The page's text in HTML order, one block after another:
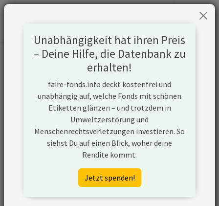
Informationen zum Unternehmen
British American Tobacco plc
http://www.bat.com/group/sites/
Konflikte
Pensionsfonds
2009 beschloss der Norwegische
auszuschließen. Der Ausschluss gilt nur
Verkauf von Tabakwaren. Ebenso nicht
Zulieferer von Zusatzprodukten, die
Unabhängigkeit hat ihren Preis
– Deine Hilfe, die Datenbank zu
erhalten!
faire-fonds.info deckt kostenfrei und
unabhängig auf, welche Fonds mit schönen
Etiketten glänzen – und trotzdem in
Umweltzerstörung und
Menschenrechtsverletzungen investieren. So
siehst Du auf einen Blick, woher deine
Rendite kommt.
Jetzt spenden!